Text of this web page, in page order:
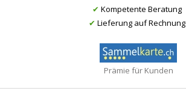
✔ Kompetente Beratung
✔ Lieferung auf Rechnung
Prämie für Kunden